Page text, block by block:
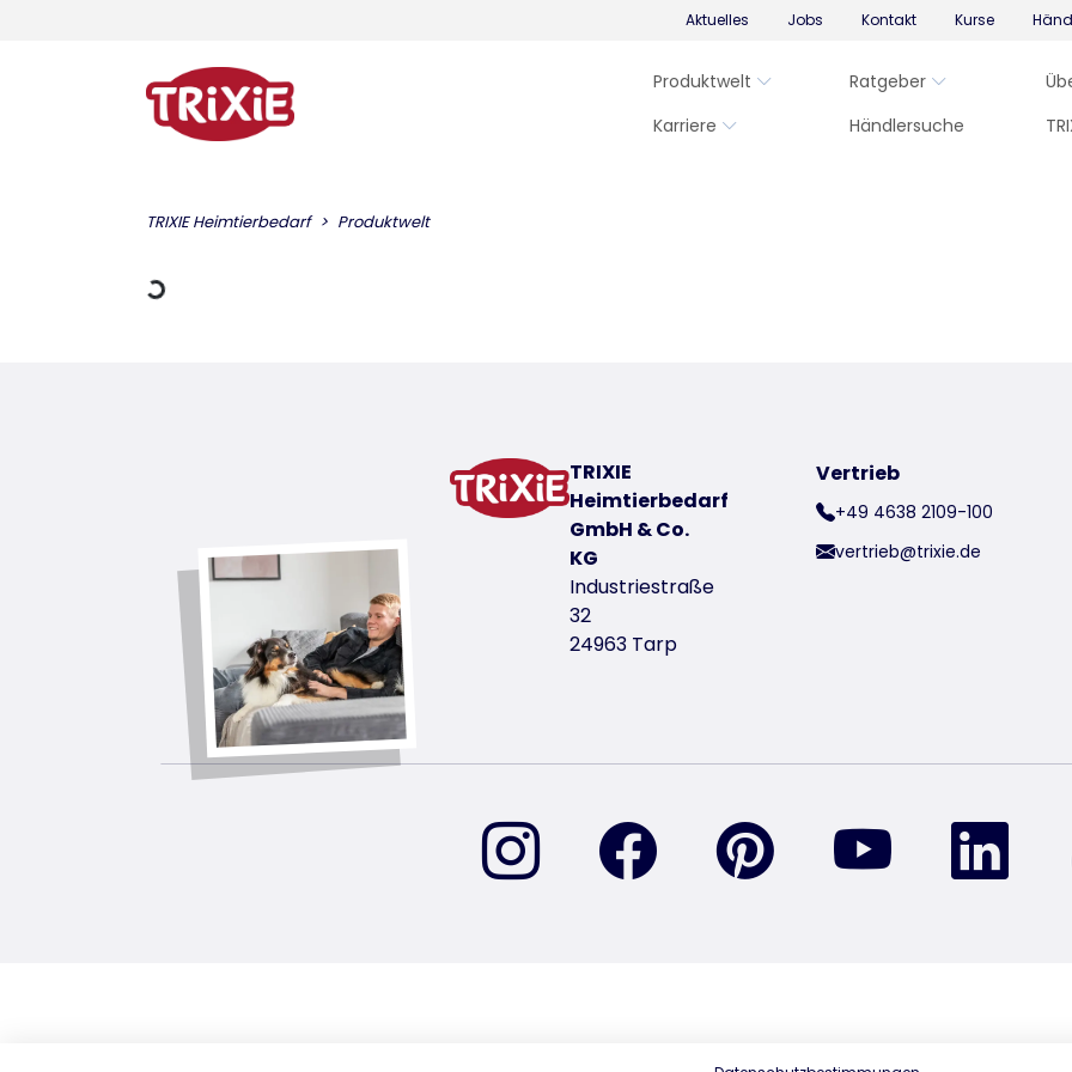
Aktuelles Jobs Kontakt Kurse
Produktwelt Ratgeber
Karriere
Händlersuche
TRIXIE Heimtierbedarf Produktwelt
Lädt Daten
TRIXIE
Heimtierbedarf
GmbH & Co.
KG
Industriestraße
32
24963 Tarp
Vertrieb
+49 4638 2109-100
vertrieb@trixie.de
finden Sie uns auf Instagram
finden Sie uns auf Facebook
finden Sie uns auf Pinterest
finden Sie uns